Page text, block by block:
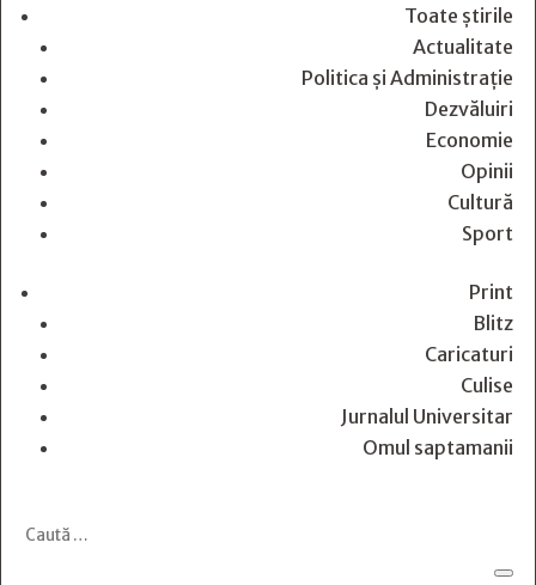
Toate știrile
Actualitate
Politica și Administrație
Dezvăluiri
Economie
Opinii
Cultură
Sport
Print
Blitz
Caricaturi
Culise
Jurnalul Universitar
Omul saptamanii